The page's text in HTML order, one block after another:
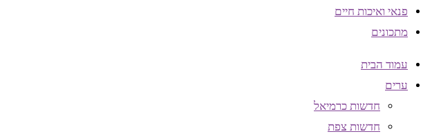
פנאי ואיכות חיים
מתכונים
עמוד הבית
ערים
חדשות כרמיאל
חדשות צפת